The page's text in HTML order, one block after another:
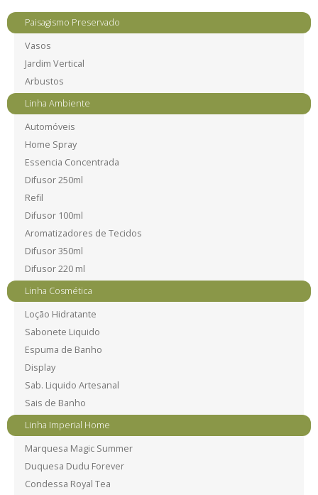
Paisagismo Preservado
Vasos
Jardim Vertical
Arbustos
Linha Ambiente
Automóveis
Home Spray
Essencia Concentrada
Difusor 250ml
Refil
Difusor 100ml
Aromatizadores de Tecidos
Difusor 350ml
Difusor 220 ml
Linha Cosmética
Loção Hidratante
Sabonete Liquido
Espuma de Banho
Display
Sab. Liquido Artesanal
Sais de Banho
Linha Imperial Home
Marquesa Magic Summer
Duquesa Dudu Forever
Condessa Royal Tea